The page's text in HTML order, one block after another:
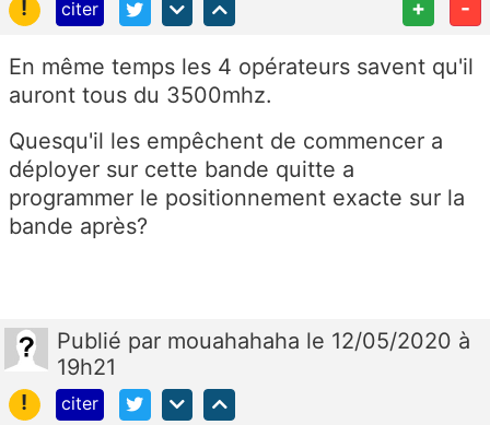
!
citer + -
En même temps les 4 opérateurs savent qu'il
auront tous du 3500mhz.
Quesqu'il les empêchent de commencer a
déployer sur cette bande quitte a
programmer le positionnement exacte sur la
bande après?
Publié par mouahahaha le 12/05/2020 à
19h21
!
citer